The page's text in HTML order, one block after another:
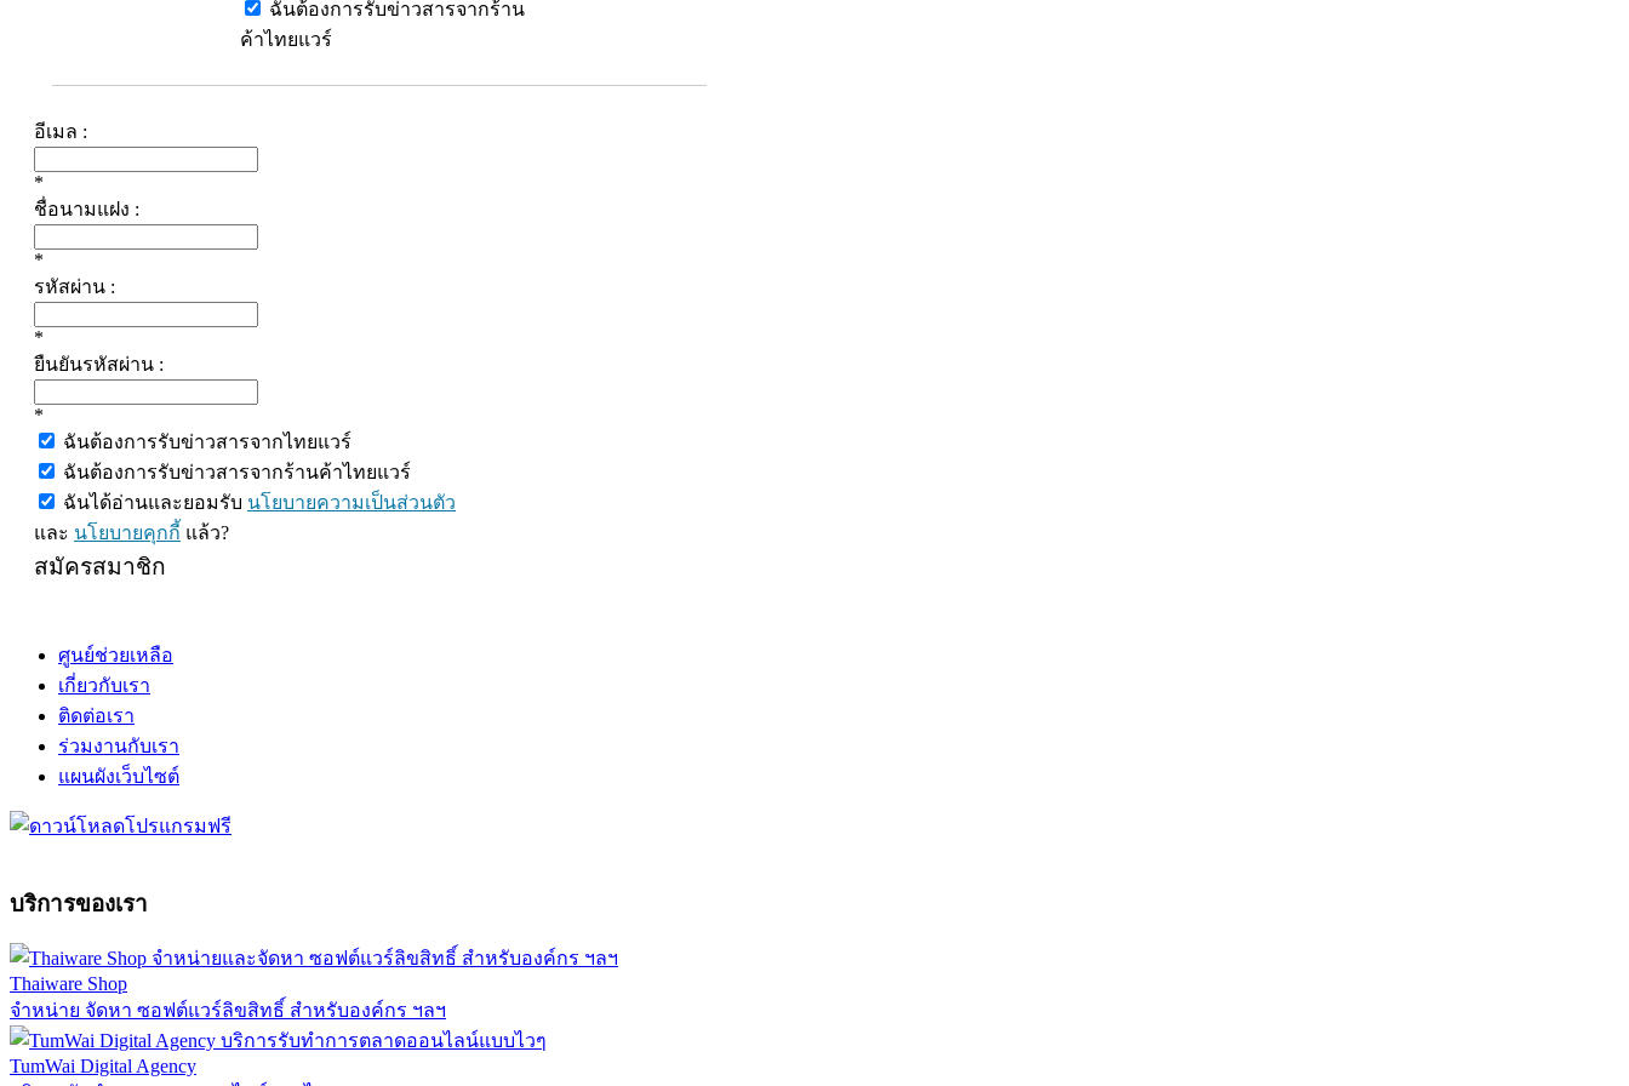
ฉันต้องการรับข่าวสารจากร้าน
ค้าไทยแวร์
อีเมล :
*
ชื่อนามแฝง :
*
รหัสผ่าน :
*
ยืนยันรหัสผ่าน :
*
ฉันต้องการรับข่าวสารจากไทยแวร์
ฉันต้องการรับข่าวสารจากร้านค้าไทยแวร์
ฉันได้อ่านและยอมรับ นโยบายความเป็นส่วนตัว
และ นโยบายคุกกี้ แล้ว?
สมัครสมาชิก
ศูนย์ช่วยเหลือ
เกี่ยวกับเรา
ติดต่อเรา
ร่วมงานกับเรา
แผนผังเว็บไซต์
บริการของเรา
Thaiware Shop
จำหน่าย จัดหา ซอฟต์แวร์ลิขสิทธิ์ สำหรับองค์กร ฯลฯ
TumWai Digital Agency